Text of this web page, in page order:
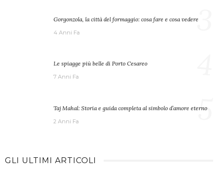
Gorgonzola, la città del formaggio: cosa fare e cosa vedere
4 Anni Fa 3
Le spiagge più belle di Porto Cesareo
7 Anni Fa
Taj Mahal: Storia e guida completa al simbolo d’amore eterno
2 Anni Fa 5
GLI ULTIMI ARTICOLI